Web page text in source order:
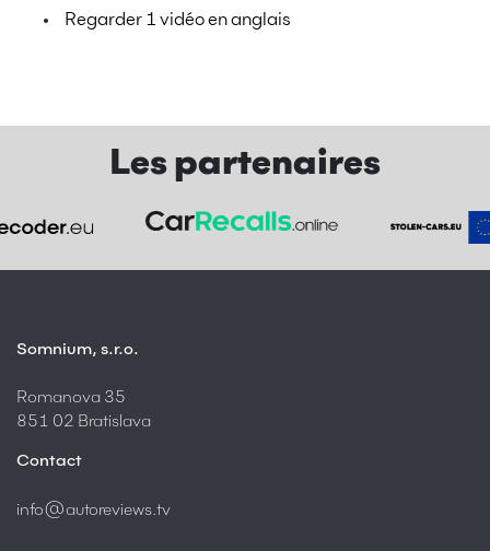
Regarder 1 vidéo en anglais
Les partenaires
Somnium, s.r.o.
Romanova 35
851 02 Bratislava
Contact
info@autoreviews.tv